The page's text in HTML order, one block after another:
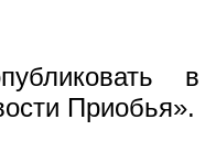
в
Приобья».